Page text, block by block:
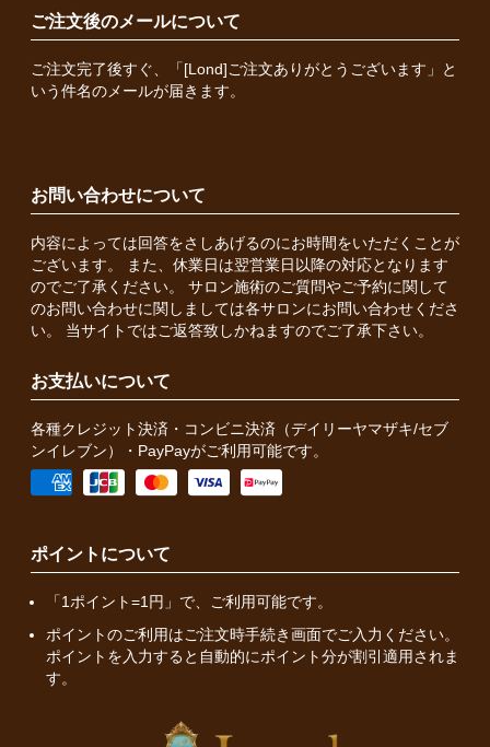
ご注文後のメールについて
ご注文完了後すぐ、「[Lond]ご注文ありがとうございます」と
いう件名のメールが届きます。
お問い合わせについて
内容によっては回答をさしあげるのにお時間をいただくことが
ございます。 また、休業日は翌営業日以降の対応となります
のでご了承ください。 サロン施術のご質問やご予約に関して
のお問い合わせに関しましては各サロンにお問い合わせくださ
い。 当サイトではご返答致しかねますのでご了承下さい。
お支払いについて
各種クレジット決済・コンビニ決済（デイリーヤマザキ/セブ
ンイレブン）・PayPayがご利用可能です。
ポイントについて
「1ポイント=1円」で、ご利用可能です。
ポイントのご利用はご注文時手続き画面でご入力ください。
ポイントを入力すると自動的にポイント分が割引適用されま
す。